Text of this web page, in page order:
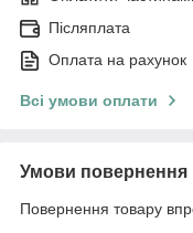
Післяплата
Оплата на рахунок
Всі умови оплати
Умови повернення
Повернення товару